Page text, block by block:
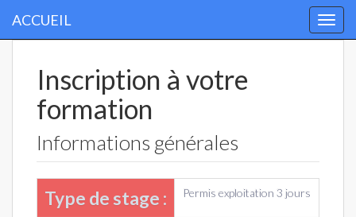
ACCUEIL
Inscription à votre
formation
Informations générales
Type de stage : Permis exploitation 3 jours